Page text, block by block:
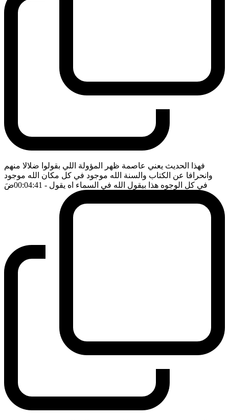
فهذا الحديث يعني عاصمة ظهر المؤولة اللي بقولوا ضلالا منهم
وانحرافا عن الكتاب والسنة الله موجود في كل مكان الله موجود
في كل الوجوه هذا بيقول الله في السماء اه يقول - 00:04:41 ضَ